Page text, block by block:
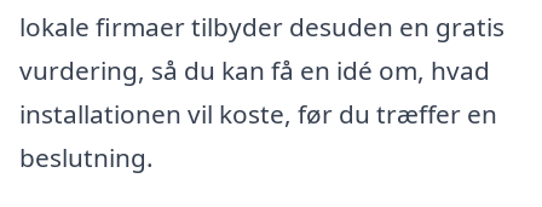
lokale firmaer tilbyder desuden en gratis
vurdering, så du kan få en idé om, hvad
installationen vil koste, før du træffer en
beslutning.